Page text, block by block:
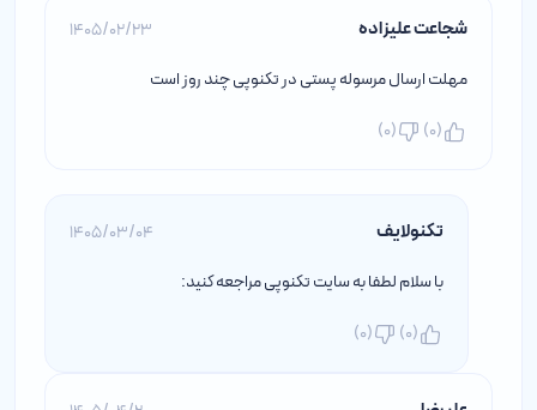
شجاعت علیزاده
1405/02/23
مهلت ارسال مرسوله پستی در تکنوپی چند روز است
(
0
)
(
0
)
تکنولایف
1405/03/04
با سلام لطفا بهسایت تکنوپیمراجعه کنید:
(
0
)
(
0
)